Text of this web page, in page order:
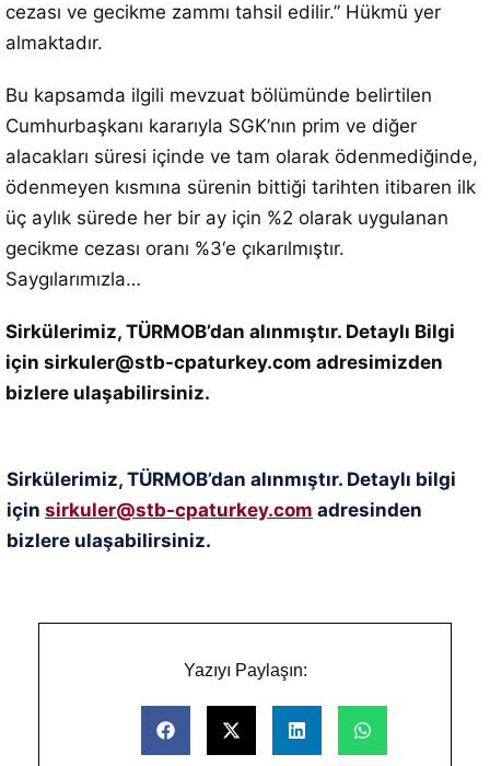
cezası ve gecikme zammı tahsil edilir.” Hükmü yer
almaktadır.
Bu kapsamda ilgili mevzuat bölümünde belirtilen
Cumhurbaşkanı kararıyla SGK’nın prim ve diğer
alacakları süresi içinde ve tam olarak ödenmediğinde,
ödenmeyen kısmına sürenin bittiği tarihten itibaren ilk
üç aylık sürede her bir ay için %2 olarak uygulanan
gecikme cezası oranı %3‘e çıkarılmıştır.
Saygılarımızla…
Sirkülerimiz, TÜRMOB’dan alınmıştır. Detaylı Bilgi
için sirkuler@stb-cpaturkey.com adresimizden
bizlere ulaşabilirsiniz.
Sirkülerimiz, TÜRMOB’dan alınmıştır. Detaylı bilgi
için sirkuler@stb-cpaturkey.com adresinden
bizlere ulaşabilirsiniz.
Yazıyı Paylaşın: